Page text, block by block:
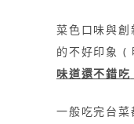
菜色口味與
的不好印象 (
味道還不錯吃
一般吃完台